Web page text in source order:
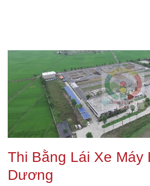
Thi Bằng Lái Xe Máy
Dương